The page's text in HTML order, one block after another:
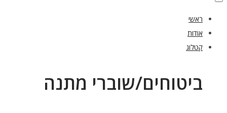
ראשי
אודות
קטלוג
ביטוחים/שוברי מתנה